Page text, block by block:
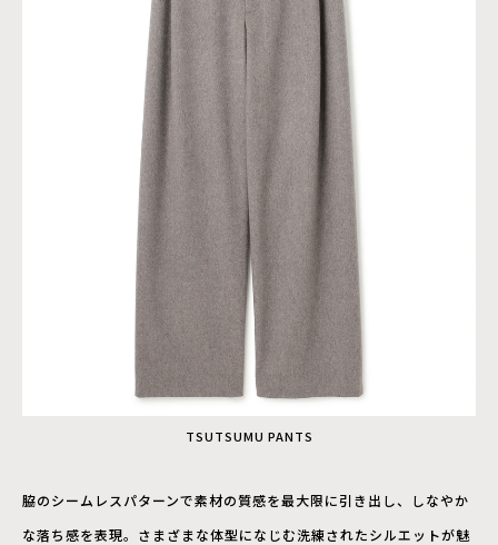
TSUTSUMU PANTS
脇のシームレスパターンで素材の質感を最大限に引き出し、しなやか
な落ち感を表現。さまざまな体型になじむ洗練されたシルエットが魅